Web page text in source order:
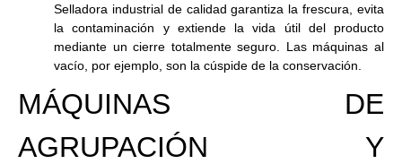
Selladora industrialde calidad garantiza la frescura, evita
la contaminación y extiende la vida útil del producto
mediante un cierre totalmente seguro. Las máquinas al
vacío, por ejemplo, son la cúspide de la conservación.
MÁQUINAS DE
AGRUPACIÓN Y